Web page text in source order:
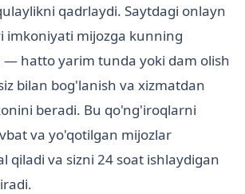
qadrlaydi. Saytdagi onlayn
imkoniyati mijozga kunning
— hatto yarim tunda yoki dam olish
bilan bog'lanish va xizmatdan
beradi. Bu qo'ng'iroqlarni
va yo'qotilgan mijozlar
qiladi va sizni 24 soat ishlaydigan